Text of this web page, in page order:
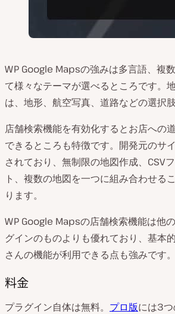
WP Google Mapsの強みは多言語、複
て様々なテーマが選べるところです。
は、地形、航空写真、道路などの選択
店舗検索機能を有効化するとお店への
できるところも特徴です。開発元のサ
されており、無制限の地図作成、CSV
ト、複数の地図を一つに組み合わせる
ります。
WP Google Mapsの店舗検索機能は他
グインのものよりも優れており、基本
さんの機能が利用できる点も強みです。
料金
プラグイン自体は無料。 プロ版には3つ